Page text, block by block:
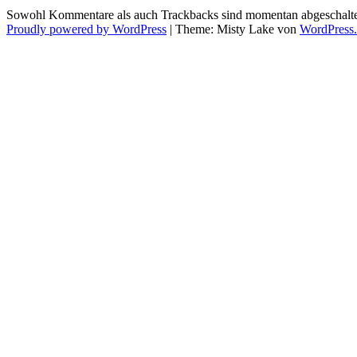
Sowohl Kommentare als auch Trackbacks sind momentan
Proudly powered by WordPress | Theme: Misty Lake von